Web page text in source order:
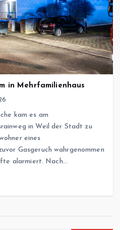
in Mehrfamilienhaus
kam es am
in Weil der Stadt zu
eines
Gasgeruch wahrgenommen
alarmiert. Nach…